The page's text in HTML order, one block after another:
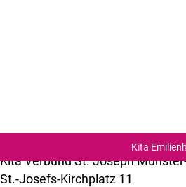
Kita
Dieses Inhaltsfeld ist optional
die Vorstellung einer neuen
Meldungen sind möglich, die
Kita Verbund St. Joseph
St.-Josefs-Kirchplatz 11